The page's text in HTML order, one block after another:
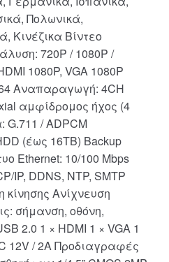
Πολωνικά,
Κινέζικα Βίντεο
720P / 1080P /
1080P, VGA 1080P
Αναπαραγωγή: 4CH
αμφίδρομος ήχος (4
/ ADPCM
(έως 16TB) Backup
Ethernet: 10/100 Mbps
IP, DDNS, NTP, SMTP
Ανίχνευση
σήμανση, οθόνη,
2.0 1 × HDMI 1 × VGA 1
12V / 2A Προδιαγραφές